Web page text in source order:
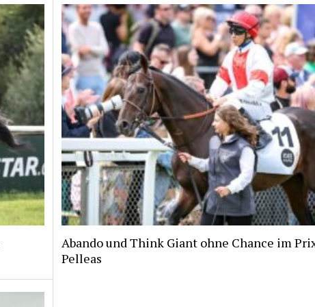
Abando und Think Giant ohne Chance im
Pelleas